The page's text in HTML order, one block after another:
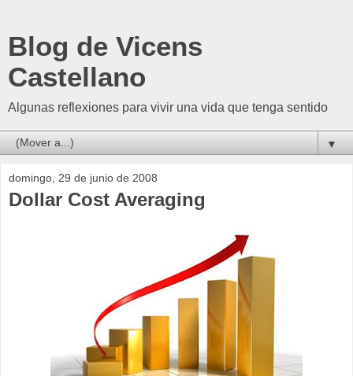
Blog de Vicens
Castellano
Algunas reflexiones para vivir una vida que tenga sentido
▼
domingo, 29 de junio de 2008
Dollar Cost Averaging